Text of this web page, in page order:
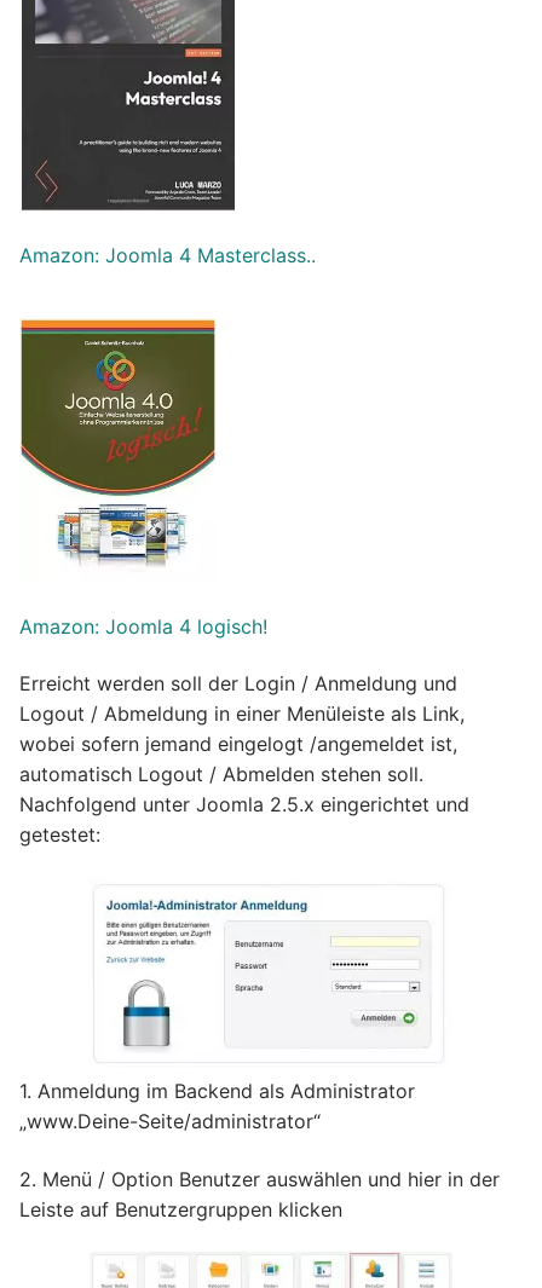
Amazon: Joomla 4 Masterclass..
Amazon: Joomla 4 logisch!
Erreicht werden soll der Login / Anmeldung und
Logout / Abmeldung in einer Menüleiste als Link,
wobei sofern jemand eingelogt /angemeldet ist,
automatisch Logout / Abmelden stehen soll.
Nachfolgend unter Joomla 2.5.x eingerichtet und
getestet:
1. Anmeldung im Backend als Administrator
„www.Deine-Seite/administrator“
2. Menü / Option Benutzer auswählen und hier in der
Leiste auf Benutzergruppen klicken